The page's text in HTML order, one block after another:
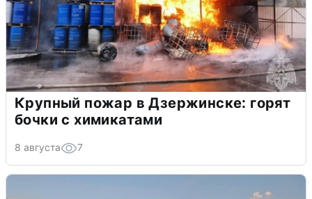
Крупный пожар в Дзержинске: горят
бочки с химикатами
8 августа 7